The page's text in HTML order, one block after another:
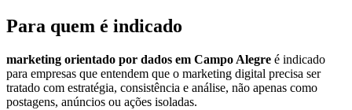
Para quem é indicado
marketing orientado por dados em Campo Alegre é indicado
para empresas que entendem que o marketing digital precisa ser
tratado com estratégia, consistência e análise, não apenas como
postagens, anúncios ou ações isoladas.